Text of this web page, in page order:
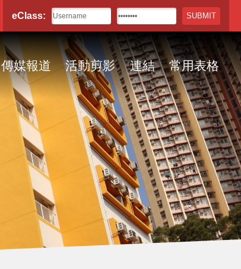
eClass:
傳媒報道 活動剪影 連結 常用表格